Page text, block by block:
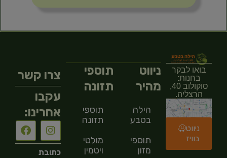
בואו לבקר
בחנות:
סוקולוב 40,
הרצליה.
ניווט
בוויז
ניווט
מהיר
הילה
בטבע
תוספי
מזון
תוספי
תזונה
תוספי
תזונה
מולטי
ויטמין
צרו קשר
עקבו
אחרינו:
כתובת